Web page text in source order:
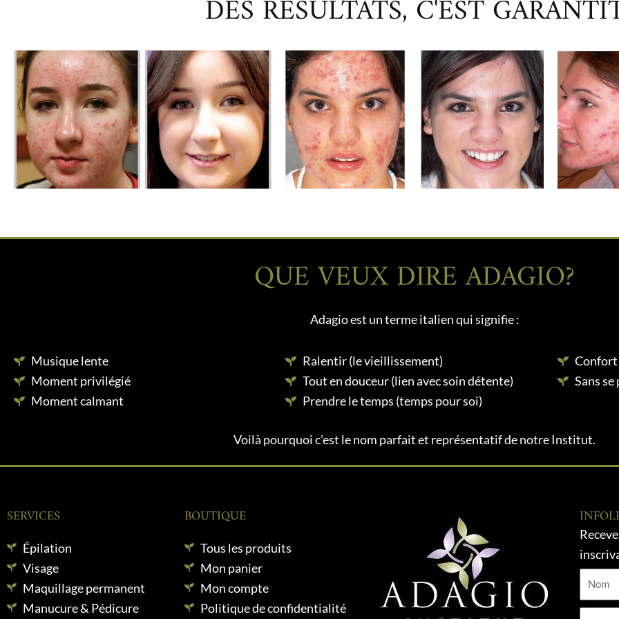
DES RÉSULTATS, C'EST
QUE VEUX DIRE ADAGIO?
Adagio est un terme italien qui signifie :
Musique lente
Moment privilégié
Moment calmant
Ralentir (le vieillissement)
Tout en douceur (lien avec soin détente)
Prendre le temps (temps pour soi)
Confort
Sans
Voilà pourquoi c’est le nom parfait et représentatif de notre Institut.
SERVICES
Épilation
Visage
Maquillage permanent
Manucure & Pédicure
BOUTIQUE
Tous les produits
Mon panier
Mon compte
Politique de confidentialité
Nom